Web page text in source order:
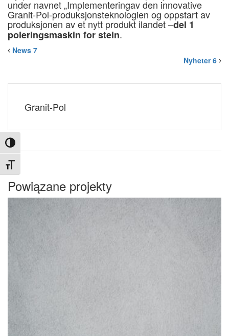
Toggle High Contrast
Toggle Font size
under navnet „Implementeringav den innovative
Granit-Pol-produksjonsteknologien og oppstart av
produksjonen av et nytt produkt ilandet –del 1
poleringsmaskin for stein.
News 7
Nyheter 6
Granit-Pol
Powiązane projekty